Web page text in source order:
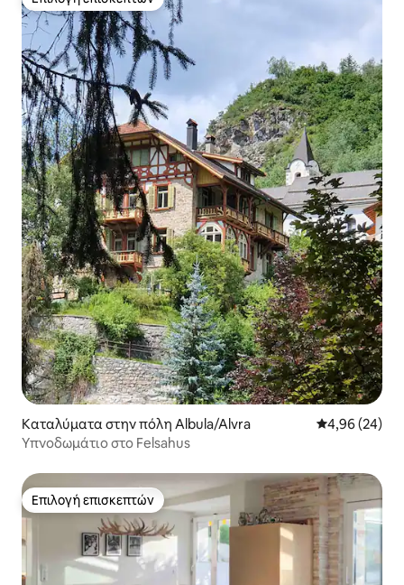
Επιλογή επισκεπτών
Καταλύματα στην πόλη Albula/Alvra Μέση
4,96 (24)
Υπνοδωμάτιο στο Felsahus
Επιλογή επισκεπτών
Επιλογή επισκεπτών